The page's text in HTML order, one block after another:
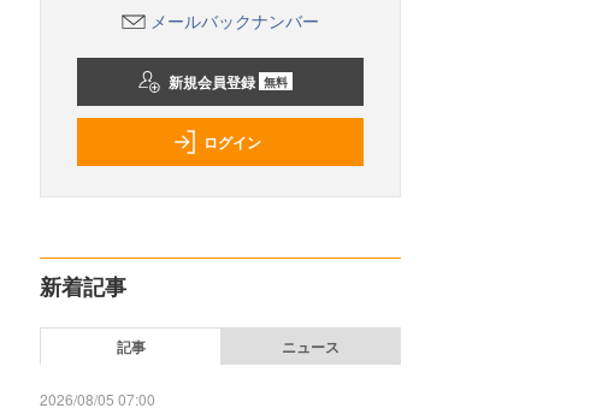
メールバックナンバー
新規会員登録 無料
ログイン
新着記事
記事 ニュース
2026/08/05 07:00